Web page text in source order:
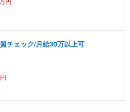
チェック/月給30万以上可